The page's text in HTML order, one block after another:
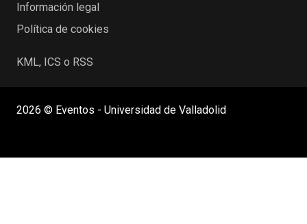
Información legal
Política de cookies
KML, ICS o RSS
2026 © Eventos - Universidad de Valladolid